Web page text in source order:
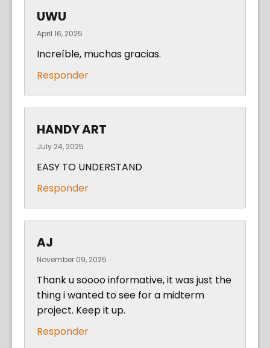
UWU
April 16, 2025
Increíble, muchas gracias.
Responder
HANDY ART
July 24, 2025
EASY TO UNDERSTAND
Responder
AJ
November 09, 2025
Thank u soooo informative, it was just the
thing i wanted to see for a midterm
project. Keep it up.
Responder